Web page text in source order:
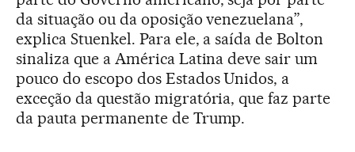
da situação ou da oposição venezuelana”,
explica Stuenkel. Para ele, a saída de Bolton
sinaliza que a América Latina deve sair um
pouco do escopo dos Estados Unidos, a
exceção da questão migratória, que faz parte
da pauta permanente de Trump.